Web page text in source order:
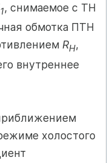
1, снимаемое с ТН
обмотка ПТН
RH,
внутреннее
холостого